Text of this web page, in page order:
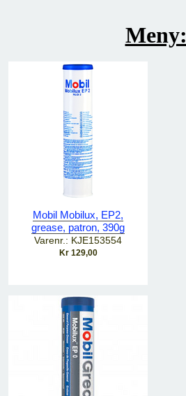
Meny:
Mobil Mobilux, EP2,
grease, patron, 390g
Varenr.: KJE153554
Kr 129,00